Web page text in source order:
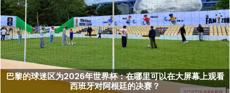
巴黎的球迷区为2026年世界杯：在哪里可以在大屏幕上观看
西班牙对阿根廷的决赛？